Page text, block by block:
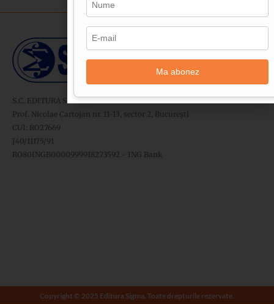
S.C. EDITURA SIGMA SRL
Prof. Nicolae Cartojan nr. 11-13, sector 2, București
CUI: RO27669
J40/11175/91
RO80INGB0000999918273592 - ING Bank
Copyright © 2025 Editura Sigma. Toate drepturile rezervate.
Ma abonez